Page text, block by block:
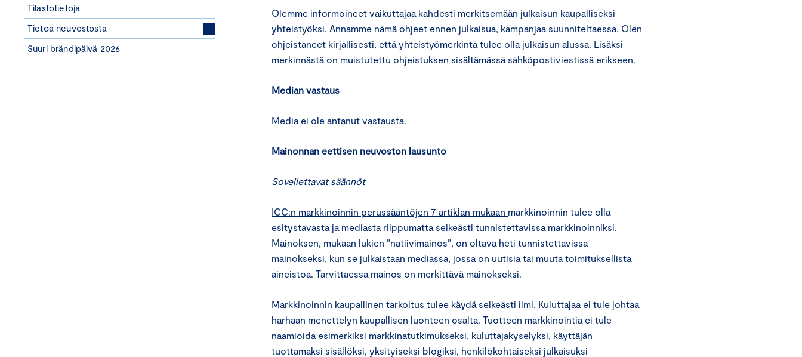
Tilastotietoja
Tietoa neuvostosta
Suuri brändipäivä 2026
Olemme informoineet vaikuttajaa kahdesti merkitsemään julkaisun kaupalliseksi
yhteistyöksi. Annamme nämä ohjeet ennen julkaisua, kampanjaa suunniteltaessa. Olen
ohjeistaneet kirjallisesti, että yhteistyömerkintä tulee olla julkaisun alussa. Lisäksi
merkinnästä on muistutettu ohjeistuksen sisältämässä sähköpostiviestissä erikseen.
Median vastaus
Media ei ole antanut vastausta.
Mainonnan eettisen neuvoston lausunto
Sovellettavat säännöt
ICC:n markkinoinnin perussääntöjen 7 artiklan mukaan markkinoinnin tulee olla
esitystavasta ja mediasta riippumatta selkeästi tunnistettavissa markkinoinniksi.
Mainoksen, mukaan lukien ”natiivimainos”, on oltava heti tunnistettavissa
mainokseksi, kun se julkaistaan mediassa, jossa on uutisia tai muuta toimituksellista
aineistoa. Tarvittaessa mainos on merkittävä mainokseksi.
Markkinoinnin kaupallinen tarkoitus tulee käydä selkeästi ilmi. Kuluttajaa ei tule johtaa
harhaan menettelyn kaupallisen luonteen osalta. Tuotteen markkinointia ei tule
naamioida esimerkiksi markkinatutkimukseksi, kuluttajakyselyksi, käyttäjän
tuottamaksi sisällöksi, yksityiseksi blogiksi, henkilökohtaiseksi julkaisuksi